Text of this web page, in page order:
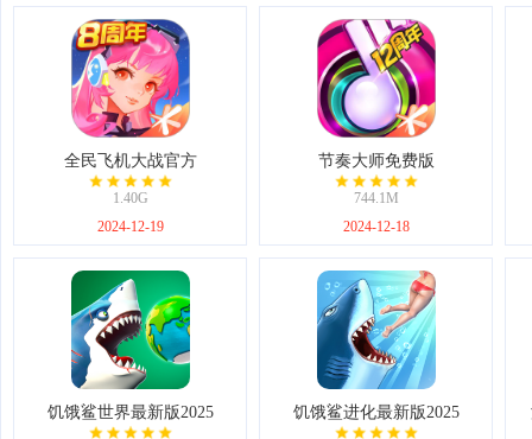
全民飞机大战官方
1.40G
2024-12-19
节奏大师免费版
744.1M
2024-12-18
饥饿鲨世界最新版2025 饥饿鲨进化最新版2025